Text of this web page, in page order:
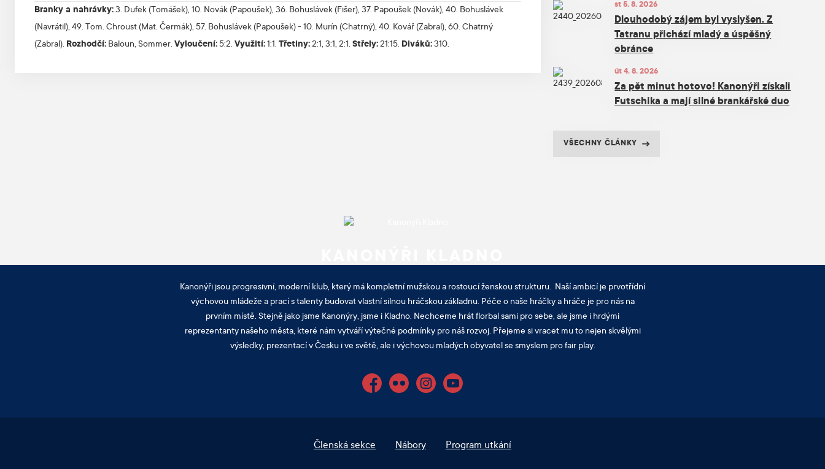
st 5. 8. 2026
Dlouhodobý zájem byl vyslyšen. Z
Tatranu přichází mladý a úspěšný
obránce
út 4. 8. 2026
Za pět minut hotovo! Kanonýři získali
Futschika a mají silné brankářské duo
VŠECHNY ČLÁNKY
Branky a nahrávky:3. Dufek (Tomášek), 10. Novák (Papoušek), 36. Bohuslávek (Fišer), 37. Papoušek (Novák), 40. Bohuslávek
(Navrátil), 49. Tom. Chroust (Mat. Čermák), 57. Bohuslávek (Papoušek) - 10. Murín (Chatrný), 40. Kovář (Zabral), 60. Chatrný
(Zabral). Rozhodčí: Baloun, Sommer. Vyloučení: 5:2. Využití:1:1. Třetiny:2:1, 3:1, 2:1. Střely:21:15. Diváků:310.
Kanonýři jsou progresivní, moderní klub, který má kompletní mužskou a rostoucí ženskou strukturu. Naší ambicí je prvotřídní
výchovou mládeže a prací s talenty budovat vlastní silnou hráčskou základnu. Péče o naše hráčky a hráče je pro nás na
prvním místě. Stejně jako jsme Kanonýry, jsme i Kladno. Nechceme hrát florbal sami pro sebe, ale jsme i hrdými
reprezentanty našeho města, které nám vytváří výtečné podmínky pro náš rozvoj. Přejeme si vracet mu to nejen skvělými
výsledky, prezentací v Česku i ve světě, ale i výchovou mladých obyvatel se smyslem pro fair play.
FacebookFlickr InstagramYouTube
Členská sekce Nábory Program utkání